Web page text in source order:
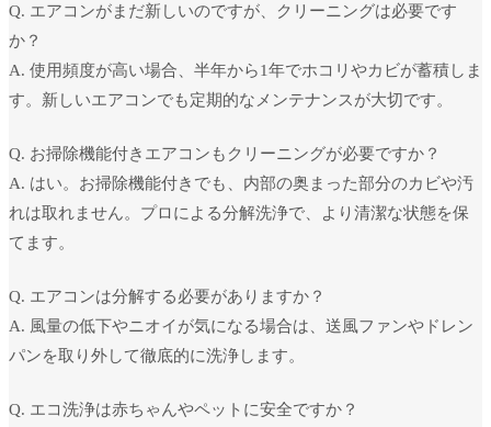
Q. エアコンがまだ新しいのですが、クリーニングは必要です
か？
A. 使用頻度が高い場合、半年から1年でホコリやカビが蓄積しま
す。新しいエアコンでも定期的なメンテナンスが大切です。
Q. お掃除機能付きエアコンもクリーニングが必要ですか？
A. はい。お掃除機能付きでも、内部の奥まった部分のカビや汚
れは取れません。プロによる分解洗浄で、より清潔な状態を保
てます。
Q. エアコンは分解する必要がありますか？
A. 風量の低下やニオイが気になる場合は、送風ファンやドレン
パンを取り外して徹底的に洗浄します。
Q. エコ洗浄は赤ちゃんやペットに安全ですか？